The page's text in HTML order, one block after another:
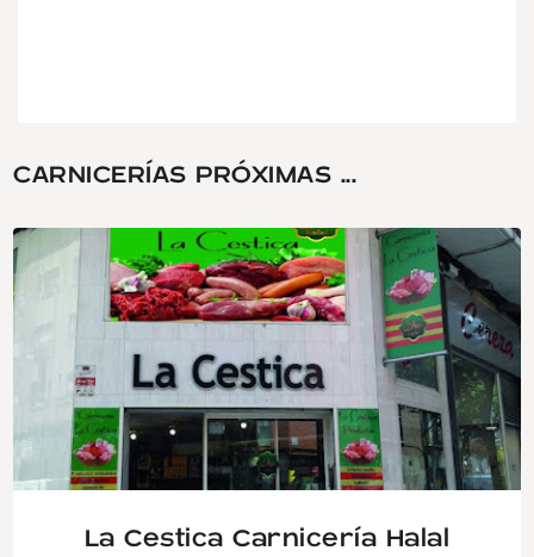
CARNICERÍAS PRÓXIMAS ...
La Cestica Carnicería Halal